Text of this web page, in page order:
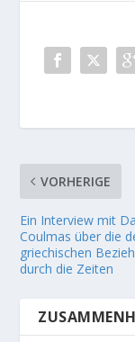
VORHERIGE
Ein Interview mit
Coulmas über die
griechischen
durch die Zeiten